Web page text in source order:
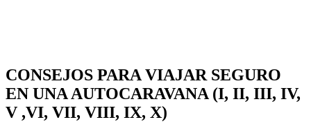
CONSEJOS PARA VIAJAR SEGURO
EN UNA AUTOCARAVANA (I, II, III, IV,
V ,VI, VII, VIII, IX, X)